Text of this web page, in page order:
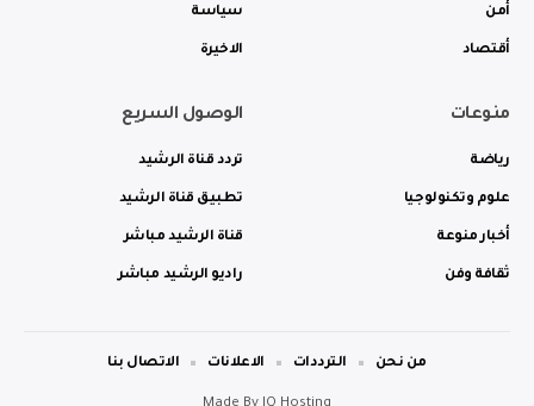
أمن
أقتصاد
سياسة
الاخيرة
منوعات
رياضة
علوم وتكنولوجيا
أخبار منوعة
ثقافة وفن
الوصول السريع
تردد قناة الرشيد
تطبيق قناة الرشيد
قناة الرشيد مباشر
راديو الرشيد مباشر
من نحن الترددات الاعلانات الاتصال بنا